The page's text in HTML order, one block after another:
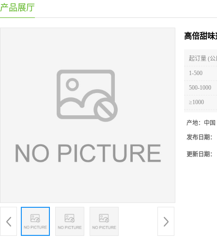
产品展厅
高倍甜
起订量 (公
1-500
500-1000
≥1000
产地： 中国
发布日期：
更新日期：